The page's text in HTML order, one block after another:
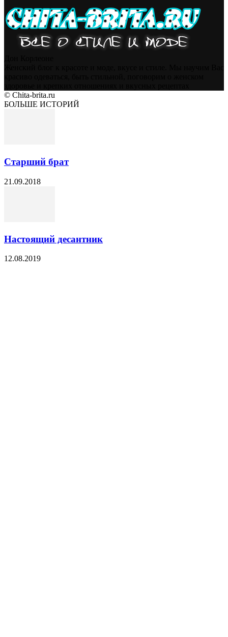
© Chita-brita.ru
БОЛЬШЕ ИСТОРИЙ
Старший брат
21.09.2018
Настоящий десантник
12.08.2019